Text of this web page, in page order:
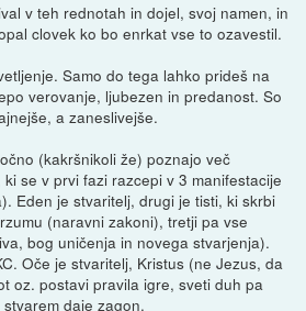
v teh rednotah in dojel, svoj namen, in
clovek ko bo enrkat vse to ozavestil.
Samo do tega lahko prideš na
verovanje, ljubezen in predanost. So
a zaneslivejše.
(kakršnikoli že) poznajo več
se v prvi fazi razcepi v 3 manifestacije
Eden je stvaritelj, drugi je tisti, ki skrbi
(naravni zakoni), tretji pa vse
bog uničenja in novega stvarjenja).
Oče je stvaritelj, Kristus (ne Jezus, da
oz. postavi pravila igre, sveti duh pa
daje zagon.